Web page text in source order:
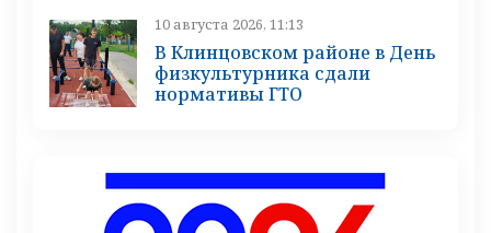
10 августа 2026, 11:13
В Клинцовском районе в День
физкультурника сдали
нормативы ГТО